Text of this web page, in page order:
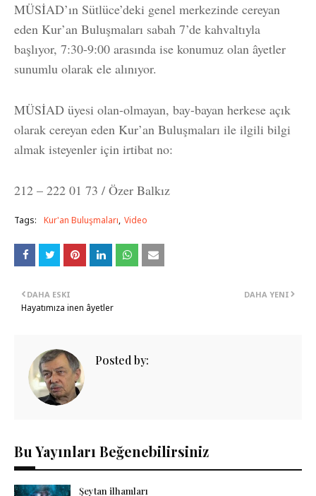
MÜSİAD’ın Sütlüce’deki genel merkezinde cereyan
eden Kur’an Buluşmaları sabah 7’de kahvaltıyla
başlıyor, 7:30-9:00 arasında ise konumuz olan âyetler
sunumlu olarak ele alınıyor.
MÜSİAD üyesi olan-olmayan, bay-bayan herkese açık
olarak cereyan eden Kur’an Buluşmaları ile ilgili bilgi
almak isteyenler için irtibat no:
212 – 222 01 73 / Özer Balkız
Tags: Kur'an Buluşmaları Video
DAHA YENI
DAHA ESKI
Hayatımıza inen âyetler
Posted by:
Bu Yayınları Beğenebilirsiniz
Şeytan ilhamları